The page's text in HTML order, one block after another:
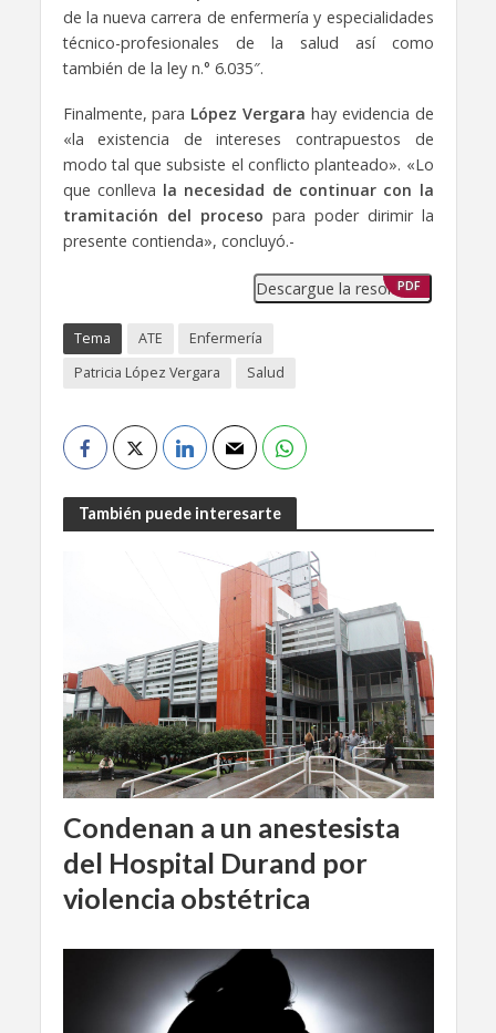
de la nueva carrera de enfermería y especialidades
técnico-profesionales de la salud así como
también de la ley n.° 6.035″.
Finalmente, para López Vergara hay evidencia de
«la existencia de intereses contrapuestos de
modo tal que subsiste el conflicto planteado». «Lo
que conlleva la necesidad de continuar con la
tramitación del proceso para poder dirimir la
presente contienda», concluyó.-
Descargue la resolución
PDF
Tema ATE
Enfermería
Patricia López Vergara
Salud
También puede interesarte
Condenan a un anestesista
del Hospital Durand por
violencia obstétrica